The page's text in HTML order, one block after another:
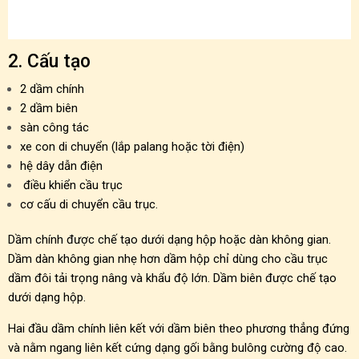
2. Cấu tạo
2 dầm chính
2 dầm biên
sàn công tác
xe con di chuyển (lắp palang hoặc tời điện)
hệ dây dẫn điện
điều khiển cầu trục
cơ cấu di chuyển cầu trục.
Dầm chính được chế tạo dưới dạng hộp hoặc dàn không gian.
Dầm dàn không gian nhẹ hơn dầm hộp chỉ dùng cho cầu trục
dầm đôi tải trọng nâng và khẩu độ lớn. Dầm biên được chế tạo
dưới dạng hộp.
Hai đầu dầm chính liên kết với dầm biên theo phương thẳng đứng
và nằm ngang liên kết cứng dạng gối bằng bulông cường độ cao.